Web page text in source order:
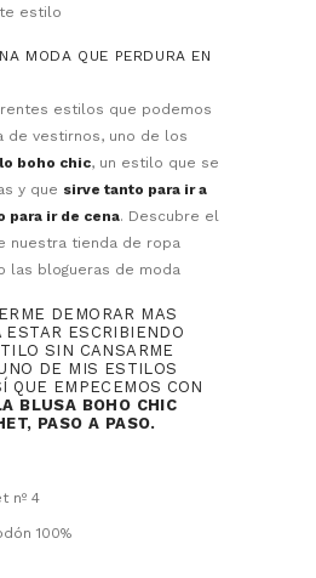
estilo
MODA QUE PERDURA EN
estilos que podemos
de vestirnos, uno de los
boho chic, un estilo que se
y que sirve tanto para ir a
para ir de cena. Descubre el
nuestra tienda de ropa
las blogueras de moda
DEMORAR MAS
ESTAR ESCRIBIENDO
SIN CANSARME
DE MIS ESTILOS
QUE EMPECEMOS CON
BLUSA BOHO CHIC
PASO A PASO.
nº 4
100%